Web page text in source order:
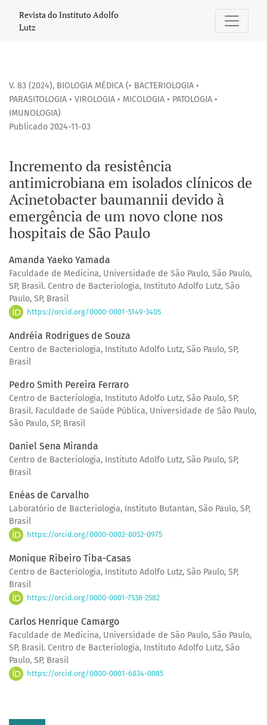
Incremento da resistência antimicrobiana em isolados
Revista do Instituto Adolfo
Lutz
V. 83 (2024), BIOLOGIA MÉDICA (• BACTERIOLOGIA •
PARASITOLOGIA • VIROLOGIA • MICOLOGIA • PATOLOGIA •
IMUNOLOGIA)
Incremento da resistência
antimicrobiana em isolados clínicos de
Acinetobacter baumannii devido à
emergência de um novo clone nos
hospitais de São Paulo
Publicado 2024-11-03
Amanda Yaeko Yamada
Faculdade de Medicina, Universidade de São Paulo, São Paulo,
SP, Brasil. Centro de Bacteriologia, Instituto Adolfo Lutz, São
Paulo, SP, Brasil
https://orcid.org/0000-0001-5149-3405
Andréia Rodrigues de Souza
Centro de Bacteriologia, Instituto Adolfo Lutz, São Paulo, SP,
Brasil
Pedro Smith Pereira Ferraro
Centro de Bacteriologia, Instituto Adolfo Lutz, São Paulo, SP,
Brasil. Faculdade de Saúde Pública, Universidade de São Paulo,
São Paulo, SP, Brasil
Daniel Sena Miranda
Centro de Bacteriologia, Instituto Adolfo Lutz, São Paulo, SP,
Brasil
Enéas de Carvalho
Laboratório de Bacteriologia, Instituto Butantan, São Paulo, SP,
Brasil
https://orcid.org/0000-0002-8052-0975
Monique Ribeiro Tiba-Casas
Centro de Bacteriologia, Instituto Adolfo Lutz, São Paulo, SP,
Brasil
https://orcid.org/0000-0001-7538-2582
Carlos Henrique Camargo
Faculdade de Medicina, Universidade de São Paulo, São Paulo,
SP, Brasil. Centro de Bacteriologia, Instituto Adolfo Lutz, São
Paulo, SP, Brasil
https://orcid.org/0000-0001-6834-0085